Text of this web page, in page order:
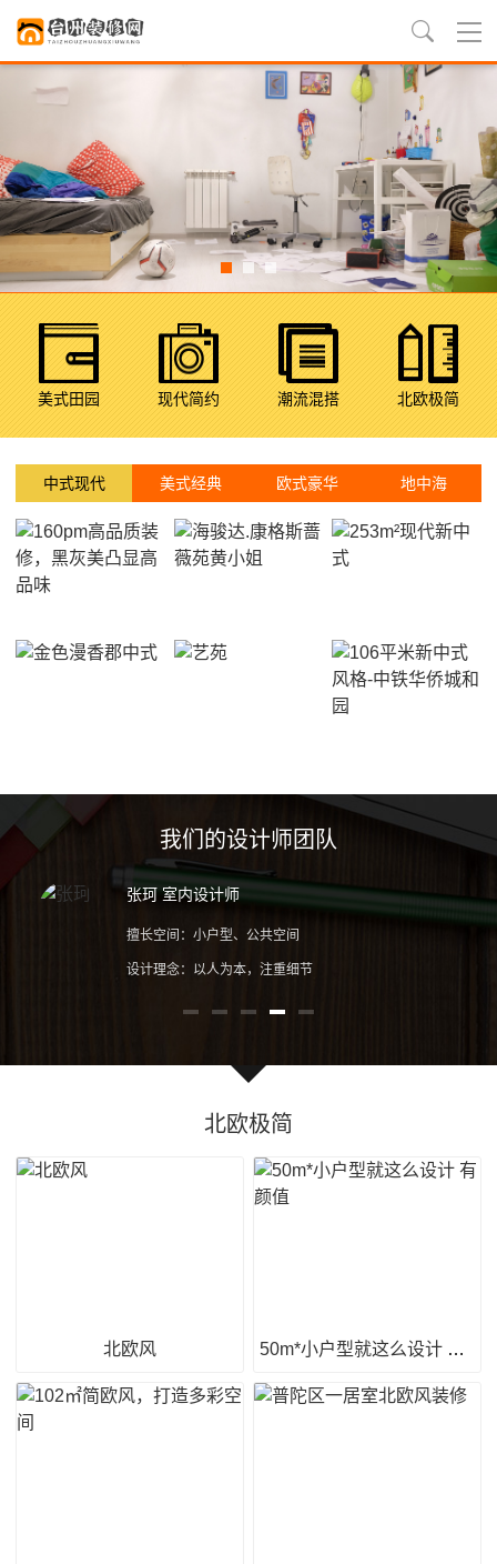
美式田园 现代简约 潮流混搭 北欧极简
中式现代 美式经典 欧式豪华 地中海
我们的设计师团队
张珂 室内设计师
擅长空间：小户型、公共空间
设计理念：以人为本，注重细节
北欧极简
北欧风 50m*小户型就这么设计 有颜值